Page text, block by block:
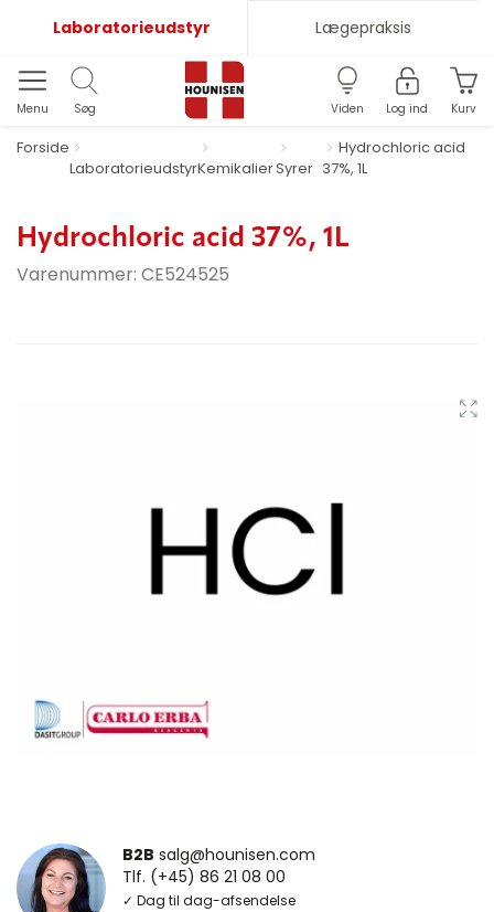
Laboratorieudstyr Lægepraksis
Menu Søg Viden Log ind Kurv
Forside
LaboratorieudstyrKemikalierSyrer
Hydrochloric acid
37%, 1L
Hydrochloric acid 37%, 1L
Varenummer: CE524525
B2B salg@hounisen.com
Tlf. (+45) 86 21 08 00
✓ Dag til dag-afsendelse